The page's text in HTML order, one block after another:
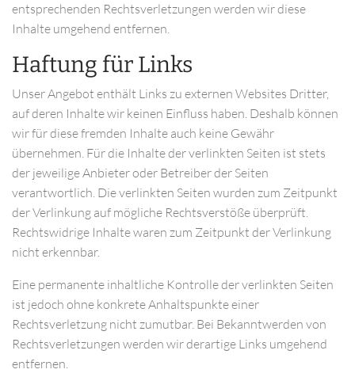
entsprechenden Rechtsverletzungen werden wir diese
Inhalte umgehend entfernen.
Haftung für Links
Unser Angebot enthält Links zu externen Websites Dritter,
auf deren Inhalte wir keinen Einfluss haben. Deshalb können
wir für diese fremden Inhalte auch keine Gewähr
übernehmen. Für die Inhalte der verlinkten Seiten ist stets
der jeweilige Anbieter oder Betreiber der Seiten
verantwortlich. Die verlinkten Seiten wurden zum Zeitpunkt
der Verlinkung auf mögliche Rechtsverstöße überprüft.
Rechtswidrige Inhalte waren zum Zeitpunkt der Verlinkung
nicht erkennbar.
Eine permanente inhaltliche Kontrolle der verlinkten Seiten
ist jedoch ohne konkrete Anhaltspunkte einer
Rechtsverletzung nicht zumutbar. Bei Bekanntwerden von
Rechtsverletzungen werden wir derartige Links umgehend
entfernen.